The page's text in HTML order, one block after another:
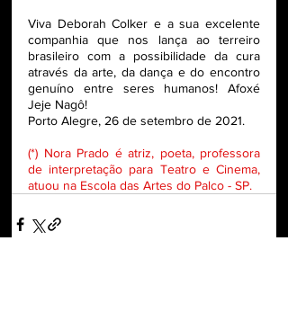
Viva Deborah Colker e a sua excelente
companhia que nos lança ao terreiro
brasileiro com a possibilidade da cura
através da arte, da dança e do encontro
genuíno entre seres humanos! Afoxé
Jeje Nagô!
Porto Alegre, 26 de setembro de 2021.
(*) Nora Prado é atriz, poeta, professora
de interpretação para Teatro e Cinema,
atuou na Escola das Artes do Palco - SP.